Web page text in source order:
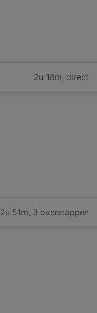
2u 18m, direct
2u 51m, 3 overstappen